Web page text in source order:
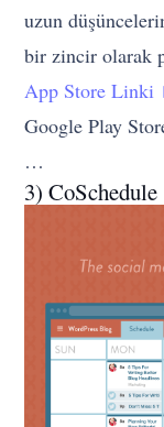
uzun
bir zincir olarak
App Store Linki
Google Play
…
3) CoSchedule